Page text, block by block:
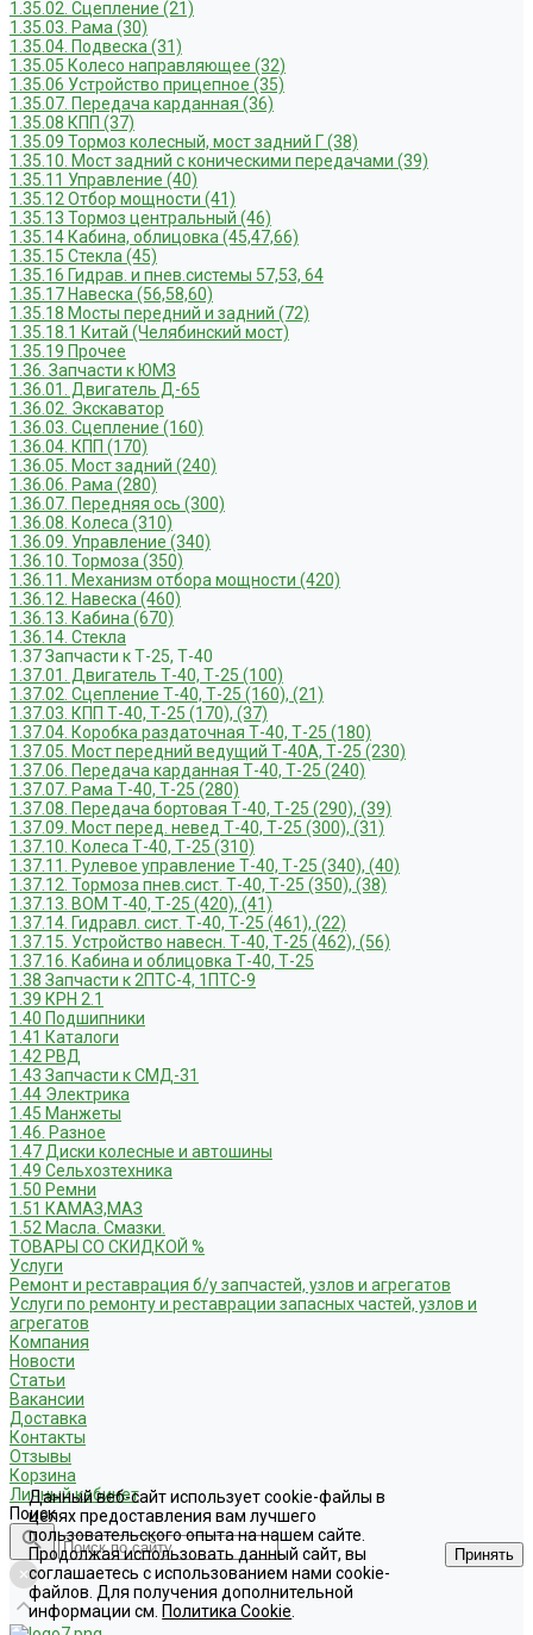
1.35.02. Сцепление (21)
1.35.03. Рама (30)
1.35.04. Подвеска (31)
1.35.05 Колесо направляющее (32)
1.35.06 Устройство прицепное (35)
1.35.07. Передача карданная (36)
1.35.08 КПП (37)
1.35.09 Тормоз колесный, мост задний Г (38)
1.35.10. Мост задний с коническими передачами (39)
1.35.11 Управление (40)
1.35.12 Отбор мощности (41)
1.35.13 Тормоз центральный (46)
1.35.14 Кабина, облицовка (45,47,66)
1.35.15 Стекла (45)
1.35.16 Гидрав. и пнев.системы 57,53, 64
1.35.17 Навеска (56,58,60)
1.35.18 Мосты передний и задний (72)
1.35.18.1 Китай (Челябинский мост)
1.35.19 Прочее
1.36. Запчасти к ЮМЗ
1.36.01. Двигатель Д-65
1.36.02. Экскаватор
1.36.03. Сцепление (160)
1.36.04. КПП (170)
1.36.05. Мост задний (240)
1.36.06. Рама (280)
1.36.07. Передняя ось (300)
1.36.08. Колеса (310)
1.36.09. Управление (340)
1.36.10. Тормоза (350)
1.36.11. Механизм отбора мощности (420)
1.36.12. Навеска (460)
1.36.13. Кабина (670)
1.36.14. Стекла
1.37 Запчасти к Т-25, Т-40
1.37.01. Двигатель Т-40, Т-25 (100)
1.37.02. Сцепление Т-40, Т-25 (160), (21)
1.37.03. КПП Т-40, Т-25 (170), (37)
1.37.04. Коробка раздаточная Т-40, Т-25 (180)
1.37.05. Мост передний ведущий Т-40А, Т-25 (230)
1.37.06. Передача карданная Т-40, Т-25 (240)
1.37.07. Рама Т-40, Т-25 (280)
1.37.08. Передача бортовая Т-40, Т-25 (290), (39)
1.37.09. Мост перед. невед Т-40, Т-25 (300), (31)
1.37.10. Колеса Т-40, Т-25 (310)
1.37.11. Рулевое управление Т-40, Т-25 (340), (40)
1.37.12. Тормоза пнев.сист. Т-40, Т-25 (350), (38)
1.37.13. ВОМ Т-40, Т-25 (420), (41)
1.37.14. Гидравл. сист. Т-40, Т-25 (461), (22)
1.37.15. Устройство навесн. Т-40, Т-25 (462), (56)
1.37.16. Кабина и облицовка Т-40, Т-25
1.38 Запчасти к 2ПТС-4, 1ПТС-9
1.39 КРН 2.1
1.40 Подшипники
1.41 Каталоги
1.42 РВД
1.43 Запчасти к СМД-31
1.44 Электрика
1.45 Манжеты
1.46. Разное
1.47 Диски колесные и автошины
1.49 Сельхозтехника
1.50 Ремни
1.51 КАМАЗ,МАЗ
1.52 Масла. Смазки.
ТОВАРЫ СО СКИДКОЙ %
Услуги
Ремонт и реставрация б/у запчастей, узлов и агрегатов
Услуги по ремонту и реставрации запасных частей, узлов и
агрегатов
Компания
Новости
Статьи
Вакансии
Доставка
Контакты
Отзывы
Корзина
Личный кабинет
Поиск
Данный веб-сайт использует cookie-файлы в
целях предоставления вам лучшего
пользовательского опыта на нашем сайте.
Продолжая использовать данный сайт, вы
соглашаетесь с использованием нами cookie-
файлов. Для получения дополнительной
информации см. Политика Cookie
Принять